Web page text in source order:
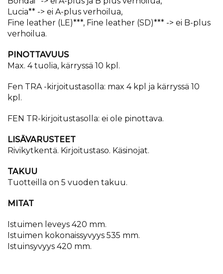
Lucia** -> ei A-plus verhoilua,
Fine leather (LE)***, Fine leather (SD)*** -> ei B-plus
verhoilua.
PINOTTAVUUS
Max. 4 tuolia, kärryssä 10 kpl.
Fen TRA -kirjoitustasolla: max 4 kpl ja kärryssä 10
kpl.
FEN TR-kirjoitustasolla: ei ole pinottava.
LISÄVARUSTEET
Rivikytkentä. Kirjoitustaso. Käsinojat.
TAKUU
Tuotteilla on 5 vuoden takuu.
MITAT
Istuimen leveys 420 mm.
Istuimen kokonaissyvyys 535 mm.
Istuinsyvyys 420 mm.